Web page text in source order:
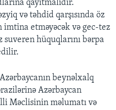
qayıtmalıdır.
və təhdid qarşısında öz
imtina etməyəcək və gec-tez
hüquqlarını bərpa
beynəlxalq
Azərbaycan
Məclisinin məlumatı və